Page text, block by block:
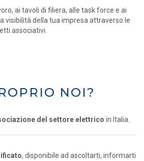
ai tavoli di filiera, alle task force e ai
visibilità della tua impresa attraverso le
associativi.
NOI?
del settore elettrico in Italia.
, disponibile ad ascoltarti, informarti